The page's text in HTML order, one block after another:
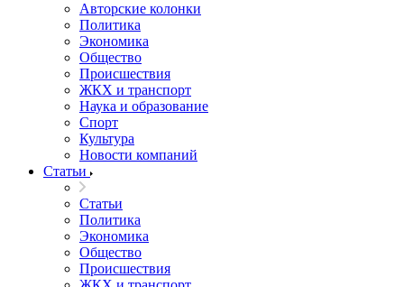
Авторские колонки
Политика
Экономика
Общество
Происшествия
ЖКХ и транспорт
Наука и образование
Спорт
Культура
Новости компаний
Статьи
Статьи
Политика
Экономика
Общество
Происшествия